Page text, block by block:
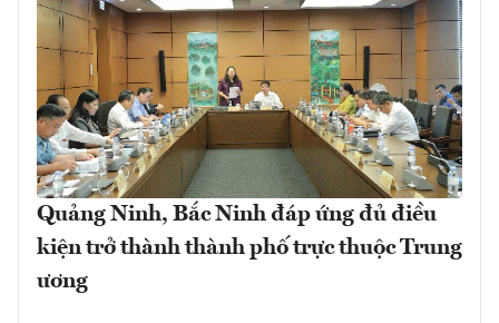
Quảng Ninh, Bắc Ninh đáp ứng đủ điều
kiện trở thành thành phố trực thuộc Trung
ương